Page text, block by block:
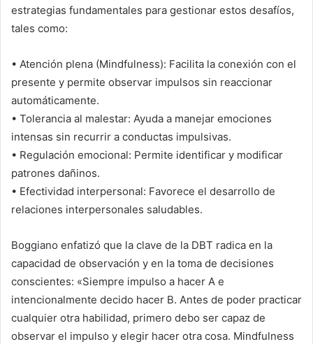
estrategias fundamentales para gestionar estos desafíos,
tales como:
• Atención plena (Mindfulness): Facilita la conexión con el
presente y permite observar impulsos sin reaccionar
automáticamente.
• Tolerancia al malestar: Ayuda a manejar emociones
intensas sin recurrir a conductas impulsivas.
• Regulación emocional: Permite identificar y modificar
patrones dañinos.
• Efectividad interpersonal: Favorece el desarrollo de
relaciones interpersonales saludables.
Boggiano enfatizó que la clave de la DBT radica en la
capacidad de observación y en la toma de decisiones
conscientes: «Siempre impulso a hacer A e
intencionalmente decido hacer B. Antes de poder practicar
cualquier otra habilidad, primero debo ser capaz de
observar el impulso y elegir hacer otra cosa. Mindfulness